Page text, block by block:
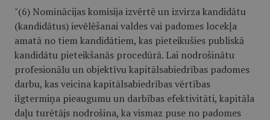
"(6) Nominācijas komisija izvērtē un izvirza kandidātu
(kandidātus) ievēlēšanai valdes vai padomes locekļa
amatā no tiem kandidātiem, kas pieteikušies publiskā
kandidātu pieteikšanās procedūrā. Lai nodrošinātu
profesionālu un objektīvu kapitālsabiedrības padomes
darbu, kas veicina kapitālsabiedrības vērtības
ilgtermiņa pieaugumu un darbības efektivitāti, kapitāla
daļu turētājs nodrošina, ka vismaz puse no padomes